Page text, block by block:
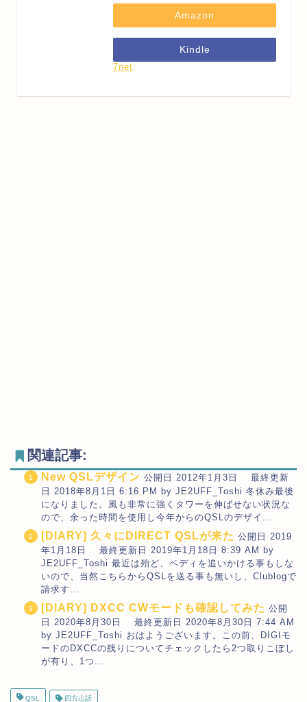
Amazon
Kindle
7net
関連記事:
New QSLデザイン 公開日 2012年1月3日 最終更新
日 2018年8月1日 6:16 PM by JE2UFF_Toshi 冬休み最後
になりました。風も非常に強くタワーを伸ばせない状況な
ので、余った時間を使用し今年からのQSLのデザイ...
[DIARY] 久々にDIRECT QSLが来た 公開日 2019
年1月18日 最終更新日 2019年1月18日 8:39 AM by
JE2UFF_Toshi 最近は殆ど、ペディを追いかける事もしな
いので、当然こちらからQSLを送る事も無いし、Clublogで
請求す...
[DIARY] DXCC CWモードも確認してみた 公開
日 2020年8月30日 最終更新日 2020年8月30日 7:44 AM
by JE2UFF_Toshi おはようございます。この前、DIGIモ
ードのDXCCの残りについてチェックしたら2つ取りこぼし
が有り、1つ...
QSL 四方山話